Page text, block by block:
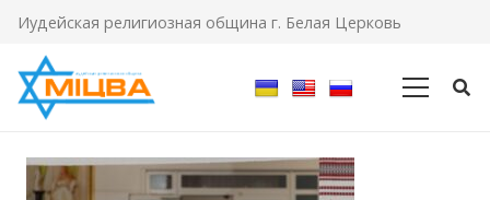
Иудейская религиозная община г. Белая Церковь